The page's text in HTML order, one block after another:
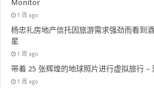
Monitor
1 周 ago
杨忠礼房地产信托因旅游需求强劲而看到
星
1 周 ago
带着 25 张辉煌的地球照片进行虚拟旅行 –
1 周 ago